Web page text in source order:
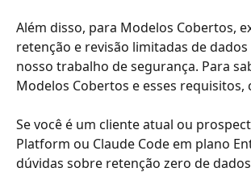
Além disso, para Modelos Cobertos,
retenção e revisão limitadas de
nosso trabalho de segurança. Para
Modelos Cobertos e esses requisitos,
Se você é um cliente atual ou
Platform ou Claude Code em plano
dúvidas sobre retenção zero de